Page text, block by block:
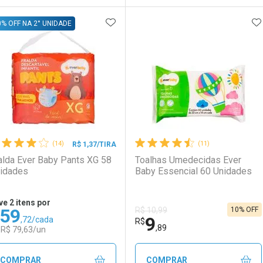
FECHAR
Ativar Desconto
Comprar sem Desconto
FECHAR
Menos
Comprar sem Desconto
Ativar Desconto
Comprar sem Desconto
Comprar sem Desconto
(14) R$ 1,37/TIRA
Ever Baby Pants XG 58
OFF NA 2° UNIDADE
2 itens por
59,72/cada
79,63/un
ADICIONAR AOS FAVORITOS
COMPRAR
(11)
Toalhas Umedecidas Ever
Baby Essencial 60 Unidades
R$ 10,99
R$9,89
10% OFF
COMPRAR